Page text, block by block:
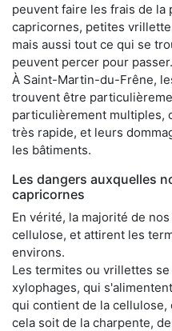
peuvent faire les frais de la
capricornes, petites
mais aussi tout ce qui se
peuvent percer pour passer.
À Saint-Martin-du-Frêne,
trouvent être
particulièrement multiples,
très rapide, et leurs
les bâtiments.
Les dangers auxquelles
capricornes
En vérité, la majorité de
cellulose, et attirent les
environs.
Les termites ou vrillettes
xylophages, qui
qui contient de la
cela soit de la charpente,